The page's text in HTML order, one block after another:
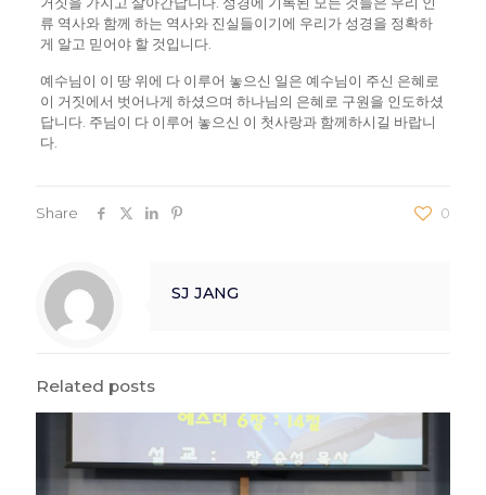
류 역사와 함께 하는 역사와 진실들이기에 우리가 성경을 정확하
게 알고 믿어야 할 것입니다.
예수님이 이 땅 위에 다 이루어 놓으신 일은 예수님이 주신 은혜로
이 거짓에서 벗어나게 하셨으며 하나님의 은혜로 구원을 인도하셨
답니다. 주님이 다 이루어 놓으신 이 첫사랑과 함께하시길 바랍니
다.
Share 0
SJ JANG
Related posts